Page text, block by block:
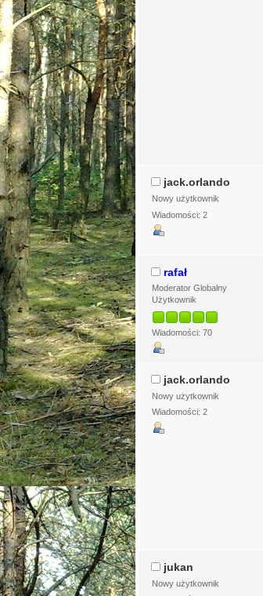
jack.orlando
Nowy użytkownik
Wiadomości: 2
rafał
Moderator Globalny
Użytkownik
Wiadomości: 70
jack.orlando
Nowy użytkownik
Wiadomości: 2
jukan
Nowy użytkownik